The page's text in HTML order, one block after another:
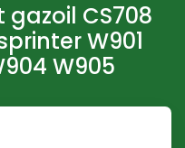
CS708
W901
W905